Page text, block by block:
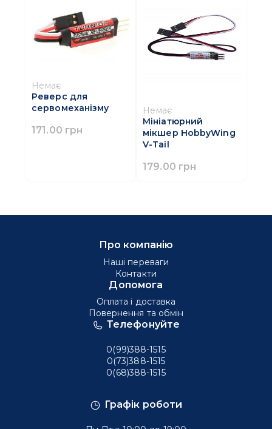
Немає
Реверс для
сервомеханізму
171.00 грн
Немає
Мініатюрний
мікшер HobbyWing
V-Tail
179.00 грн
Графік роботи
Телефонуйте
0(99)388-1515
0(73)388-1515
0(68)388-1515
Про компанію
Наші переваги
Контакти
Допомога
Оплата і доставка
Повернення та обмін